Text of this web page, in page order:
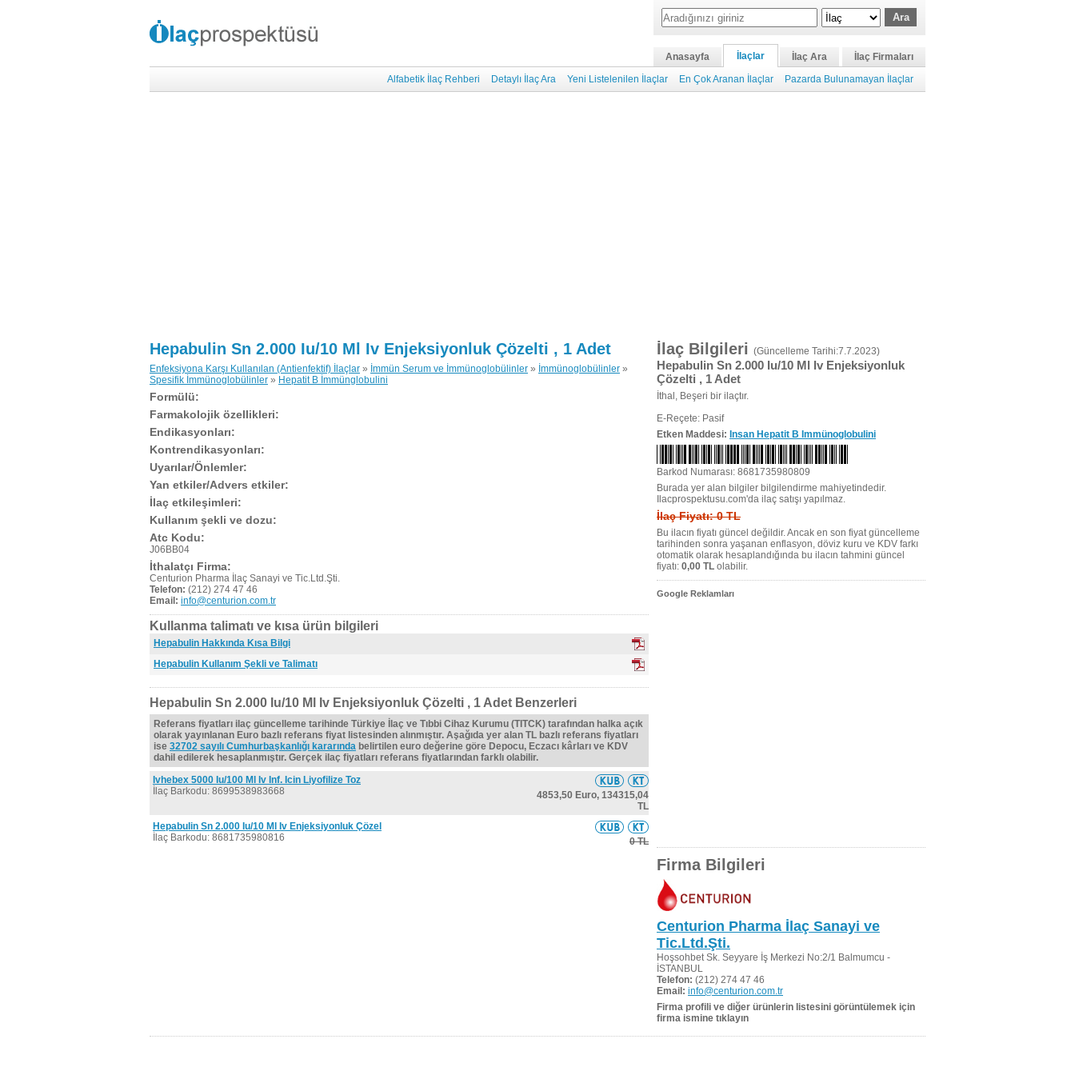
Anasayfa İlaçlar İlaç Ara
İlaç Firmaları
Alfabetik İlaç Rehberi
Detaylı İlaç Ara Yeni Listelenilen İlaçlar En Çok Aranan İlaçlar Pazarda Bulunamayan İlaçlar
Hepabulin Sn 2.000 Iu/10 Ml Iv Enjeksiyonluk Çözelti , 1 Adet
Enfeksiyona Karşı Kullanılan (Antienfektif) İlaçlar » İmmün Serum ve İmmünoglobülinler » İmmünoglobülinler »
Spesifik İmmünoglobülinler » Hepatit B İmmünglobulini
Formülü:
Farmakolojik özellikleri:
Endikasyonları:
Kontrendikasyonları:
Uyarılar/Önlemler:
Yan etkiler/Advers etkiler:
İlaç etkileşimleri:
Kullanım şekli ve dozu:
Atc Kodu:
J06BB04
İthalatçı Firma:
Centurion Pharma İlaç Sanayi ve Tic.Ltd.Şti.
Telefon: (212) 274 47 46
Email: info@centurion.com.tr
Kullanma talimatı ve kısa ürün bilgileri
Hepabulin Hakkında Kısa Bilgi
Hepabulin Kullanım Şekli ve Talimatı
Hepabulin Sn 2.000 Iu/10 Ml Iv Enjeksiyonluk Çözelti , 1 Adet Benzerleri
Referans fiyatları ilaç güncelleme tarihinde Türkiye İlaç ve Tıbbi Cihaz Kurumu (TITCK) tarafından halka açık
olarak yayınlanan Euro bazlı referans fiyat listesinden alınmıştır. Aşağıda yer alan TL bazlı referans fiyatları
ise 32702 sayılı Cumhurbaşkanlığı kararında belirtilen euro değerine göre Depocu, Eczacı kârları ve KDV
dahil edilerek hesaplanmıştır. Gerçek ilaç fiyatları referans fiyatlarından farklı olabilir.
Ivhebex 5000 Iu/100 Ml Iv Inf. Icin Liyofilize Toz
İlaç Barkodu: 8699538983668
4853,50 Euro, 134315,04
TL
Hepabulin Sn 2.000 Iu/10 Ml Iv Enjeksiyonluk Çözel
İlaç Barkodu: 8681735980816
0 TL
İlaç Bilgileri (Güncelleme Tarihi:7.7.2023)
Hepabulin Sn 2.000 Iu/10 Ml Iv Enjeksiyonluk
Çözelti , 1 Adet
İthal, Beşeri bir ilaçtır.
E-Reçete: Pasif
Etken Maddesi: Insan Hepatit B Immünoglobulini
Barkod Numarası: 8681735980809
Burada yer alan bilgiler bilgilendirme mahiyetindedir.
Ilacprospektusu.com'da ilaç satışı yapılmaz.
İlaç Fiyatı: 0 TL
Bu ilacın fiyatı güncel değildir. Ancak en son fiyat güncelleme
tarihinden sonra yaşanan enflasyon, döviz kuru ve KDV farkı
otomatik olarak hesaplandığında bu ilacın tahmini güncel
fiyatı: 0,00 TL olabilir.
Google Reklamları
Firma Bilgileri
Centurion Pharma İlaç Sanayi ve
Tic.Ltd.Şti.
Hoşsohbet Sk. Seyyare İş Merkezi No:2/1 Balmumcu -
İSTANBUL
Telefon: (212) 274 47 46
Email: info@centurion.com.tr
Firma profili ve diğer ürünlerin listesini görüntülemek için
firma ismine tıklayın